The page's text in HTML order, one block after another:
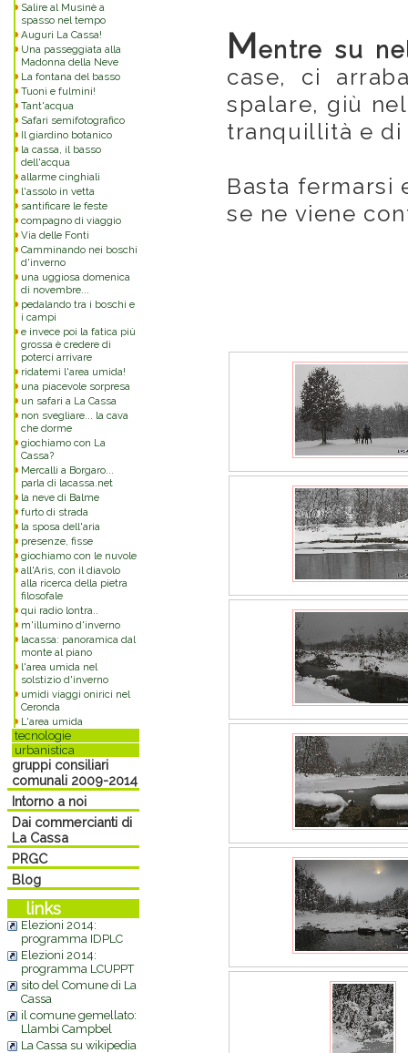
Salire al Musinè a
spasso nel tempo
Auguri La Cassa!
Una passeggiata alla
Madonna della Neve
La fontana del basso
Tuoni e fulmini!
Tant'acqua
Safari semifotografico
Il giardino botanico
la cassa, il basso
dell'acqua
allarme cinghiali
l'assolo in vetta
santificare le feste
compagno di viaggio
Via delle Fonti
Camminando nei boschi
d'inverno
una uggiosa domenica
di novembre...
pedalando tra i boschi e
i campi
e invece poi la fatica più
grossa è credere di
poterci arrivare
ridatemi l'area umida!
una piacevole sorpresa
un safari a La Cassa
non svegliare... la cava
che dorme
giochiamo con La
Cassa?
Mercalli a Borgaro...
parla di lacassa.net
la neve di Balme
furto di strada
la sposa dell'aria
presenze, fisse
giochiamo con le nuvole
all'Arìs, con il diavolo
alla ricerca della pietra
filosofale
qui radio lontra..
m'illumino d'inverno
lacassa: panoramica dal
monte al piano
l'area umida nel
solstizio d'inverno
umidi viaggi onirici nel
Ceronda
L'area umida
tecnologie
urbanistica
gruppi consiliari
comunali 2009-2014
Intorno a noi
Dai commercianti di
La Cassa
PRGC
Blog
links
Elezioni 2014:
programma IDPLC
Elezioni 2014:
programma LCUPPT
sito del Comune di La
Cassa
il comune gemellato:
Llambi Campbel
La Cassa su wikipedia
Mentre su
case, ci
spalare, giù
tranquillità e
Basta fermarsi
se ne viene